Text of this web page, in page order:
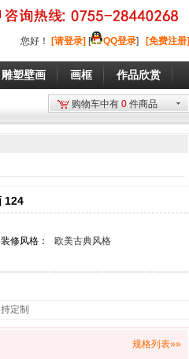
您好 ！ [请登录] [ QQ登录] [免费注册]
雕塑壁画 画框 作品欣赏
购物车中有 0 件商品
124
装修风格：
欧美古典风格
定制
规格列表»»